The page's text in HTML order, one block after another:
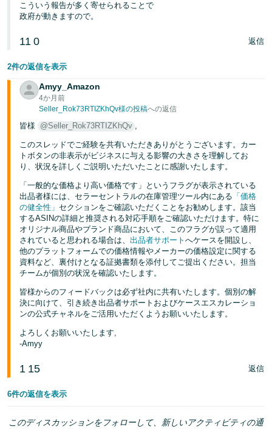
こういう報告が多く寄せられることで
政府が動きますので。
11 0 返信
2件の返信を表示
Amyy_Amazon
4か月前
Seller_Rok73RTIZKhQv様の投稿への返信
皆様 @Seller_Rok73RTIZKhQv ,
このスレッドでご経験を共有いただきありがとうございます。カー
トボタンの非表示がビジネスに与える影響の大きさを理解してお
り、状況を詳しくご説明いただいたことに感謝いたします。
「一般的な価格より高い価格です」というフラグが表示されている
出品者様には、セラーセントラルの在庫管理ツール内にある 「価格
の健全性」 セクションをご確認いただくことをお勧めします。該当
するASINの詳細と推奨される対応手順をご確認いただけます。特に
オリジナル商品やブランド商品において、このフラグが誤って適用
されていると思われる場合は、出品者サポートへケースを開設し、
他のプラットフォームでの価格情報やメーカーの価格設定に関する
資料など、裏付けとなる証拠書類を添付してご提出ください。担当
チームが個別の状況を確認いたします。
皆様からのフィードバックは必ず社内に共有いたします。個別の解
決に向けて、引き続き出品者サポートおよびケースエスカレーショ
ンの公式チャネルをご活用いただくようお願いいたします。
よろしくお願いいたします,
-Amyy
1 15 返信
6件の返信を表示
このディスカッションをフォローして、新しいアクティビティの通